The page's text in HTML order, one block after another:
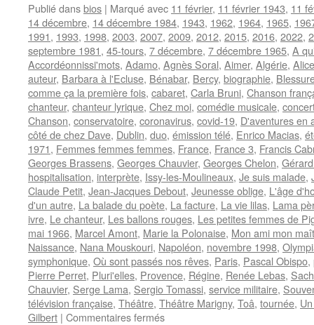
Publié dansbios | Marqué avec 11 février, 11 février 1943, 11
14 décembre, 14 décembre 1984, 1943, 1962, 1964, 1965,
1991, 1993, 1998, 2003, 2007, 2009, 2012, 2015, 2016, 2022,
septembre 1981, 45-tours, 7 décembre, 7 décembre 1965, A
Accordéonnissi'mots, Adamo, Agnès Soral, Aimer, Algérie,
auteur, Barbara à l'Ecluse, Bénabar, Bercy, biographie,
comme ça la première fois, cabaret, Carla Bruni, Chanson
chanteur, chanteur lyrique, Chez moi, comédie musicale,
Chanson, conservatoire, coronavirus, covid-19, D'aventures en
côté de chez Dave, Dublin, duo, émission télé, Enrico Macias,
1971, Femmes femmes femmes, France, France 3, Francis
Georges Brassens, Georges Chauvier, Georges Chelon,
hospitalisation, interprète, Issy-les-Moulineaux, Je suis malade,
Claude Petit, Jean-Jacques Debout, Jeunesse oblige, L'âge
d'un autre, La balade du poète, La facture, La vie lilas, Lama
ivre, Le chanteur, Les ballons rouges, Les petites femmes de
mai 1966, Marcel Amont, Marie la Polonaise, Mon ami mon
Naissance, Nana Mouskouri, Napoléon, novembre 1998,
symphonique, Où sont passés nos rêves, Paris, Pascal Obispo,
Pierre Perret, Pluri'elles, Provence, Régine, Renée Lebas,
Chauvier, Serge Lama, Sergio Tomassi, service militaire,
télévision française, Théâtre, Théâtre Marigny, Toâ, tournée,
Gilbert | Commentaires ferméssur